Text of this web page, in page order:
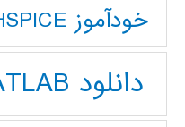
خودآموز HSPICE
دانلود MATLAB